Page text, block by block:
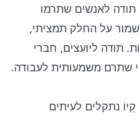
לאנשים שתרמו
על החלק תמציתי,
תודה ליועצים, חברי
שתרם משמעותית לעבודה.
נתקלים לעיתים